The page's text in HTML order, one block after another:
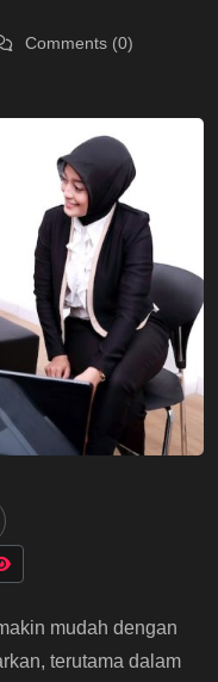
Comments (0)
mudah dengan
terutama dalam